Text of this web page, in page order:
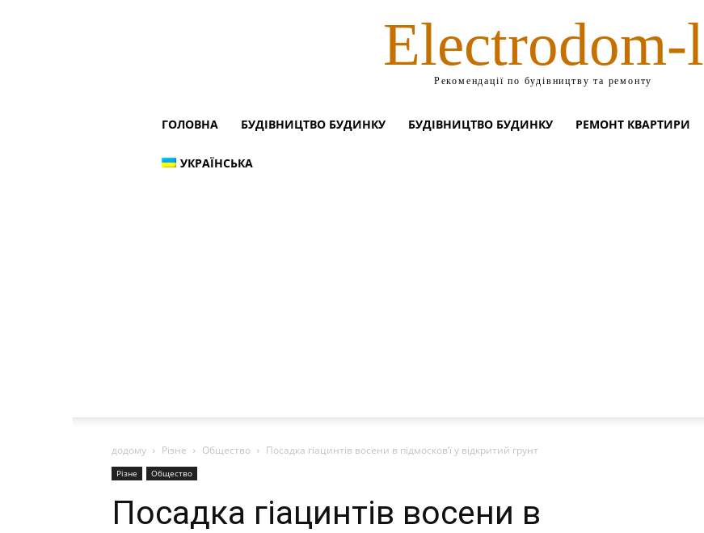
Electrodom-l
Рекомендації по будівництву та ремонту
ГОЛОВНА БУДІВНИЦТВО БУДИНКУ БУДІВНИЦТВО БУДИНКУ РЕМОНТ КВАРТИРИ
УКРАЇНСЬКА
додому Різне Общество Посадка гіацинтів восени в підмосков’ї у відкритий грунт
Різне Общество
Посадка гіацинтів восени в